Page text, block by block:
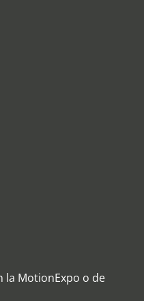
la MotionExpo o de